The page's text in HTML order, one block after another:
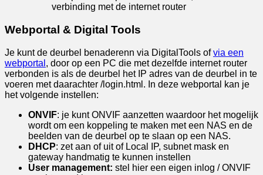
verbinding met de internet router
Webportal & Digital Tools
Je kunt de deurbel benaderenn via DigitalTools ofvia een
webportal , door op een PC die met dezelfde internet router
verbonden is als de deurbel het IP adres van de deurbel in te
voeren met daarachter /login.html. In deze webportal kan je
het volgende instellen:
ONVIF: je kunt ONVIF aanzetten waardoor het mogelijk
wordt om een koppeling te maken met een NAS en de
beelden van de deurbel op te slaan op een NAS.
DHCP: zet aan of uit of Local IP, subnet mask en
gateway handmatig te kunnen instellen
User management: stel hier een eigen inlog / ONVIF